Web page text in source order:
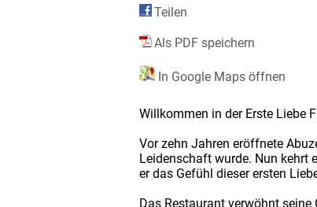
Teilen
Als PDF speichern
In Google Maps öffnen
Willkommen in der Erste Liebe
Vor zehn Jahren eröffnete
Leidenschaft wurde. Nun kehrt
er das Gefühl dieser ersten
Das Restaurant verwöhnt